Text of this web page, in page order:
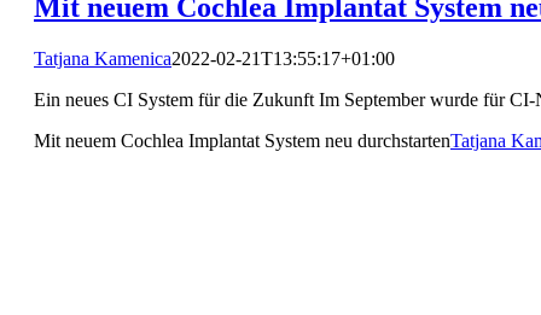
Mit neuem Cochlea Implantat System
Tatjana Kamenica2022-02-21T13:55:17+01:00
Ein neues CI System für die Zukunft Im September wurde für
Mit neuem Cochlea Implantat System neu durchstartenTatjana